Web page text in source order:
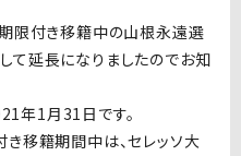
限付き移籍中の山根永遠選
て延長になりましたのでお知
年1月31日です。
移籍期間中は、セレッソ大